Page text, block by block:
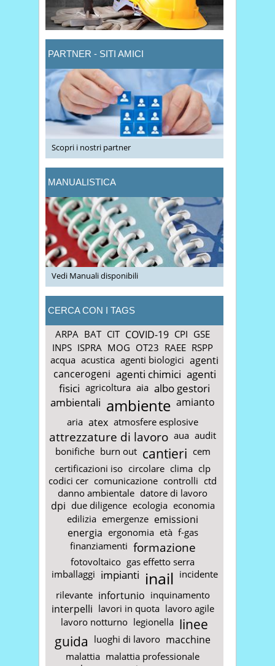
PARTNER - SITI AMICI
Scopri i nostri partner
MANUALISTICA
Vedi Manuali disponibili
CERCA CON I TAGS
ARPA BAT CIT COVID-19 CPI GSE
INPS ISPRA MOG OT23 RAEE RSPP
acqua acustica agenti biologici agenti
cancerogeni agenti chimici agenti
fisici agricoltura aia albo gestori
ambientali ambiente amianto
aria atex atmosfere esplosive
attrezzature di lavoro aua audit
bonifiche burn out cantieri cem
certificazioni iso circolare clima clp
codici cer comunicazione controlli ctd
danno ambientale datore di lavoro
dpi due diligence ecologia economia
edilizia emergenze emissioni
energia ergonomia età f-gas
finanziamenti formazione
fotovoltaico gas effetto serra
imballaggi impianti inail incidente
rilevante infortunio inquinamento
interpelli lavori in quota lavoro agile
lavoro notturno legionella linee
guida luoghi di lavoro macchine
malattia malattia professionale